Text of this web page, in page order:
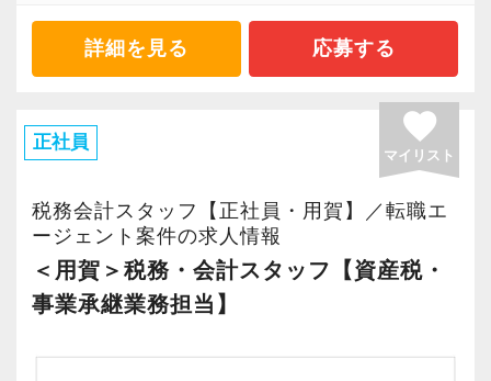
ご紹介頂いたお客様の課題を解決することで成
長を続けています。
目指すのは「一流の問題解決屋」です。
その実現に向けて、やる気のある魅力的な人材
【効率&チームワークを大事にしながら仕事をし
ています！】
各種申告業務・法人コンサル・資産税コンサル
を活かしつつ入所後に自分の伸ばしたい分野を
探すことができます。
これまで業務が限定的だったから他分野にも精
通したい。
逆に今の得意分野を活かしてもっと大きな規模
の案件に携わりたい。
どの専門分野に進もうか悩んでいる…など、ど
のような方でもやりがいを持って活躍できる環
境を整えています！
これは当法人のスタッフにとって、幅広い分野
の中で専門性を高められる魅力でもあります。
会計事務所の中では規模が大きく、各分野の専
門家を含めて在籍人数も多いため未経験の方を
丁寧に育てられる体制も整っています。
【幅広い経験×深い専門性を持つ会計のプロを目
指せます！】
道があるのか、どんな業務があるのか、分から
詳細を見る 応募する
正社員 favorite
マイリスト
税務会計スタッフ【正社員・用賀】／転職エ
ージェント案件の求人情報
＜用賀＞税務・会計スタッフ【資産税・
事業承継業務担当】